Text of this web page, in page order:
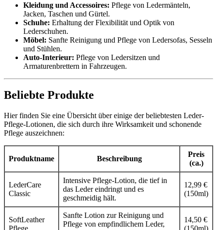
Kleidung und Accessoires: Pflege von Ledermänteln,
Jacken, Taschen und Gürtel.
Schuhe: Erhaltung der Flexibilität und Optik von
Lederschuhen.
Möbel: Sanfte Reinigung und Pflege von Ledersofas, Sesseln
und Stühlen.
Auto-Interieur: Pflege von Ledersitzen und
Armaturenbrettern in Fahrzeugen.
Beliebte Produkte
Hier finden Sie eine Übersicht über einige der beliebtesten Leder-
Pflege-Lotionen, die sich durch ihre Wirksamkeit und schonende
Pflege auszeichnen:
Produktname Beschreibung
Preis
(ca.)
LederCare
Classic
Intensive Pflege-Lotion, die tief in
das Leder eindringt und es
geschmeidig hält.
12,99 €
(150ml)
SoftLeather
Sanfte Lotion zur Reinigung und
Pflege von empfindlichem Leder,
14,50 €